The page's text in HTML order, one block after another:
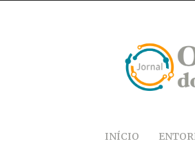
INÍCIO